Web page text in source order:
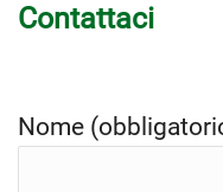
Contattaci
Nome